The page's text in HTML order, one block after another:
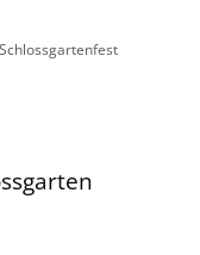
Schlossgartenfest